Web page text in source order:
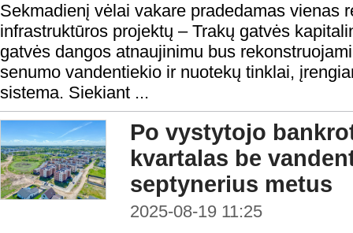
Sekmadienį vėlai vakare pradedamas vienas
infrastruktūros projektų – Trakų gatvės
gatvės dangos atnaujinimu bus
senumo vandentiekio ir nuotekų tinklai,
sistema. Siekiant ...
Po vystytojo
kvartalas be
septynerius metus
2025-08-19 11:25